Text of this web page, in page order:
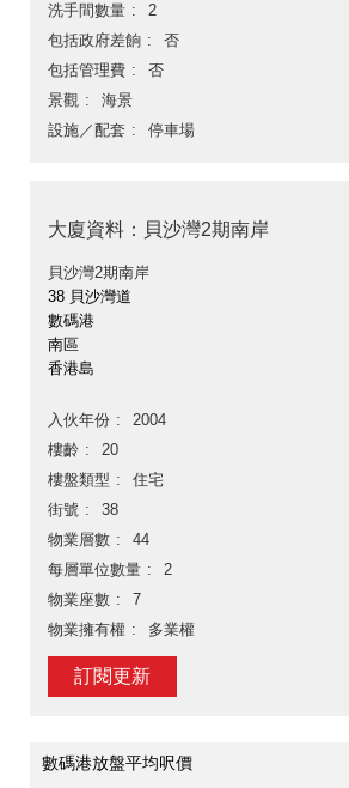
洗手間數量
2
包括政府差餉
否
包括管理費
否
景觀
海景
設施／配套
停車場
大廈資料：貝沙灣2期南岸
貝沙灣2期南岸
38 貝沙灣道
數碼港
南區
香港島
入伙年份
2004
樓齡
20
樓盤類型
住宅
街號
38
物業層數
44
每層單位數量
2
物業座數
7
物業擁有權
多業權
訂閱更新
數碼港放盤平均呎價